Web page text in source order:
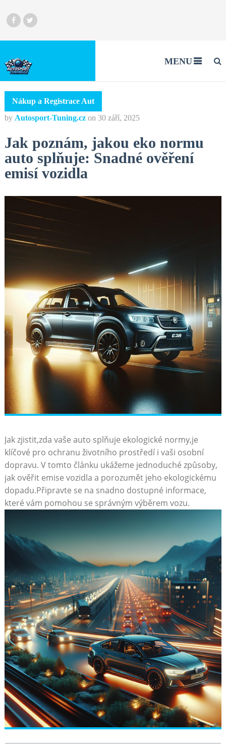
MENU
Nákup a Registrace Aut
by Autosport-Tuning.cz on 30 září, 2025
Jak poznám, jakou eko normu
auto splňuje: Snadné ověření
emisí vozidla
Jak zjistit,zda vaše auto splňuje ekologické normy,je
klíčové pro ochranu životního prostředí⁤ i vaši osobní
dopravu. V tomto⁣ článku‍ ukážeme jednoduché způsoby,
jak ověřit emise vozidla a porozumět jeho ekologickému
dopadu.Připravte se na⁤ snadno⁤ dostupné informace,
které vám pomohou se správným výběrem vozu.